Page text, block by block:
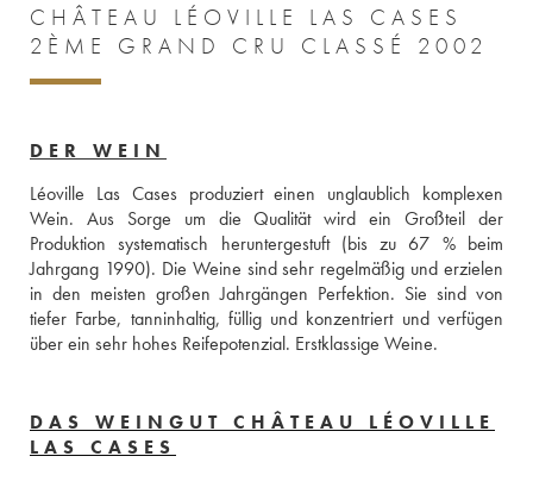
CHÂTEAU LÉOVILLE LAS CASES
2ÈME GRAND CRU CLASSÉ 2002
DER WEIN
Léoville Las Cases produziert einen unglaublich komplexen
Wein. Aus Sorge um die Qualität wird ein Großteil der
Produktion systematisch heruntergestuft (bis zu 67 % beim
Jahrgang 1990). Die Weine sind sehr regelmäßig und erzielen
in den meisten großen Jahrgängen Perfektion. Sie sind von
tiefer Farbe, tanninhaltig, füllig und konzentriert und verfügen
über ein sehr hohes Reifepotenzial. Erstklassige Weine.
DAS WEINGUT CHÂTEAU LÉOVILLE
LAS CASES